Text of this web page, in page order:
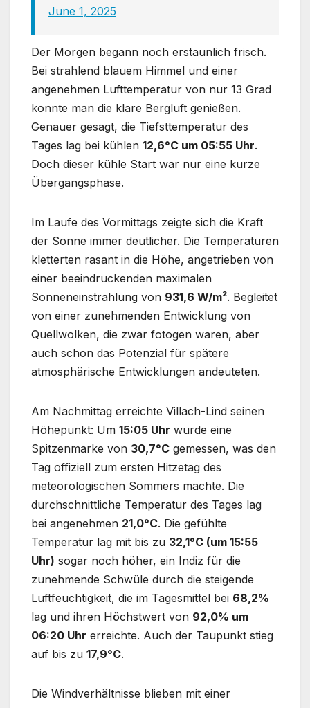
June 1, 2025
Der Morgen begann noch erstaunlich frisch.
Bei strahlend blauem Himmel und einer
angenehmen Lufttemperatur von nur 13 Grad
konnte man die klare Bergluft genießen.
Genauer gesagt, die Tiefsttemperatur des
Tages lag bei kühlen 12,6°C um 05:55 Uhr.
Doch dieser kühle Start war nur eine kurze
Übergangsphase.
Im Laufe des Vormittags zeigte sich die Kraft
der Sonne immer deutlicher. Die Temperaturen
kletterten rasant in die Höhe, angetrieben von
einer beeindruckenden maximalen
Sonneneinstrahlung von 931,6 W/m². Begleitet
von einer zunehmenden Entwicklung von
Quellwolken, die zwar fotogen waren, aber
auch schon das Potenzial für spätere
atmosphärische Entwicklungen andeuteten.
Am Nachmittag erreichte Villach-Lind seinen
Höhepunkt: Um 15:05 Uhr wurde eine
Spitzenmarke von 30,7°C gemessen, was den
Tag offiziell zum ersten Hitzetag des
meteorologischen Sommers machte. Die
durchschnittliche Temperatur des Tages lag
bei angenehmen 21,0°C. Die gefühlte
Temperatur lag mit bis zu 32,1°C (um 15:55
Uhr) sogar noch höher, ein Indiz für die
zunehmende Schwüle durch die steigende
Luftfeuchtigkeit, die im Tagesmittel bei 68,2%
lag und ihren Höchstwert von 92,0% um
06:20 Uhr erreichte. Auch der Taupunkt stieg
auf bis zu 17,9°C.
Die Windverhältnisse blieben mit einer